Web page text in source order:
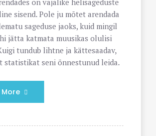
on vajalike helisageduste
sisend. Pole ju mõtet arendada
sageduse jaoks, kuid mingil
jätta katmata muusikas olulisi
tundub lihtne ja kättesaadav,
statistikat seni õnnestunud leida.
More